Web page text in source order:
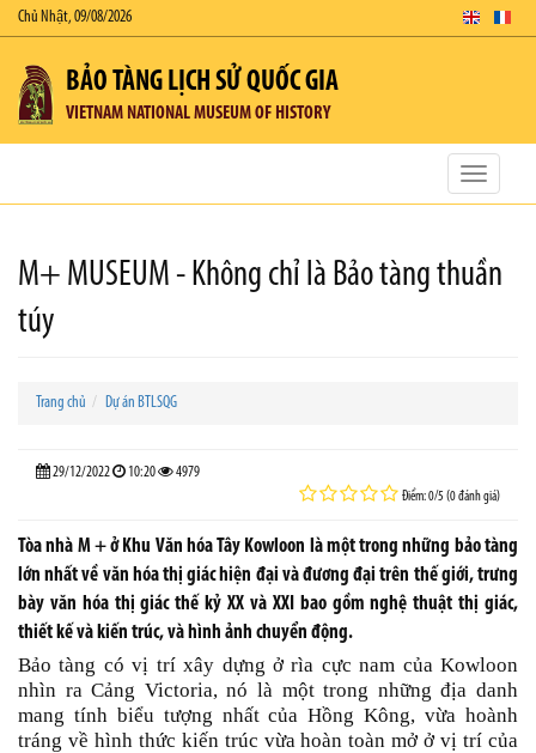
Chủ Nhật, 09/08/2026
BẢO TÀNG LỊCH SỬ QUỐC GIA
VIETNAM NATIONAL MUSEUM OF HISTORY
Toggle
M+ MUSEUM - Không chỉ là Bảo tàng thuần
túy
Trang chủ Dự án BTLSQG
29/12/2022 10:20 4979
Điểm: 0/5 (0 đánh giá)
Tòa nhà M + ở Khu Văn hóa Tây Kowloon là một trong những bảo tàng
lớn nhất về văn hóa thị giác hiện đại và đương đại trên thế giới, trưng
bày văn hóa thị giác thế kỷ XX và XXI bao gồm nghệ thuật thị giác,
thiết kế và kiến trúc, và hình ảnh chuyển động.
Bảo tàng có vị trí xây dựng ở rìa cực nam của Kowloon
nhìn ra Cảng Victoria, nó là một trong những địa danh
mang tính biểu tượng nhất của Hồng Kông, vừa hoành
tráng về hình thức kiến ​​trúc vừa hoàn toàn mở ở vị trí của